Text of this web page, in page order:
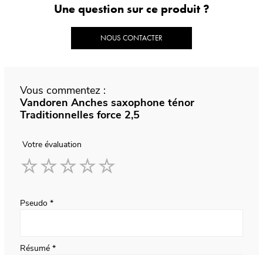
Une question sur ce produit ?
NOUS CONTACTER
Vous commentez :
Vandoren Anches saxophone ténor
Traditionnelles force 2,5
Votre évaluation
Pseudo
Résumé